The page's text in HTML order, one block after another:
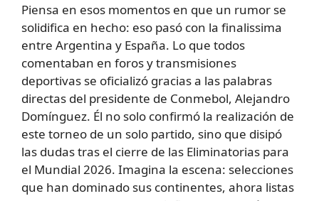
Piensa en esos momentos en que un rumor se
solidifica en hecho: eso pasó con la finalissima
entre Argentina y España. Lo que todos
comentaban en foros y transmisiones
deportivas se oficializó gracias a las palabras
directas del presidente de Conmebol, Alejandro
Domínguez. Él no solo confirmó la realización de
este torneo de un solo partido, sino que disipó
las dudas tras el cierre de las Eliminatorias para
el Mundial 2026. Imagina la escena: selecciones
que han dominado sus continentes, ahora listas